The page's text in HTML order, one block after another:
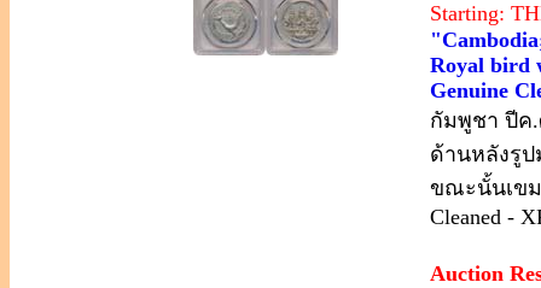
Starting:
Royal bird
Genuine
กัมพูชา ปีค.
ด้านหลังรูป
ขณะนั้นเขม
Cleaned -
Auction